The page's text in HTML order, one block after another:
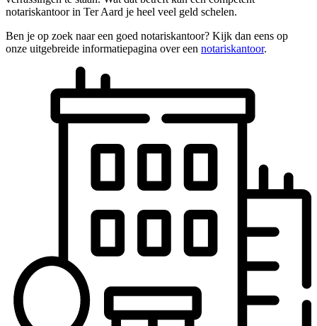
notariskantoor in Ter Aard je heel veel geld schelen.
Ben je op zoek naar een goed notariskantoor? Kijk dan eens op
onze uitgebreide informatiepagina over een notariskantoor.